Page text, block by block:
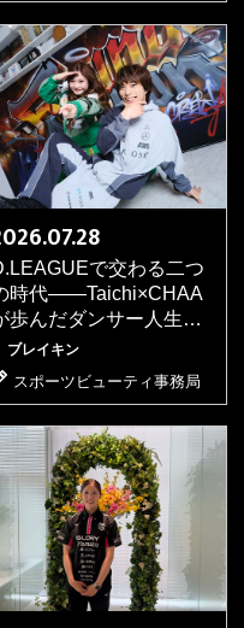
Got Talent」で
B-BOY・Shigekixの愛
リートのカバンの中
Got Talent」で
診断は主人公タイプ？
【女子ゴルファー質問
で交わる二つ
時代――Taichi×CHAA
歩んだダンサー人生
【スペシャル対談】
ブレイキン
スポーツビューティ事務局